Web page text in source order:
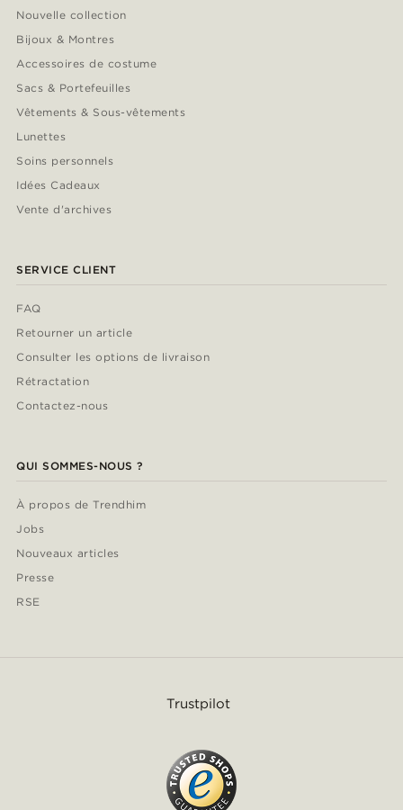
Nouvelle collection
Bijoux & Montres
Accessoires de costume
Sacs & Portefeuilles
Vêtements & Sous-vêtements
Lunettes
Soins personnels
Idées Cadeaux
Vente d'archives
SERVICE CLIENT
FAQ
Retourner un article
Consulter les options de livraison
Rétractation
Contactez-nous
QUI SOMMES-NOUS ?
À propos de Trendhim
Jobs
Nouveaux articles
Presse
RSE
Trustpilot